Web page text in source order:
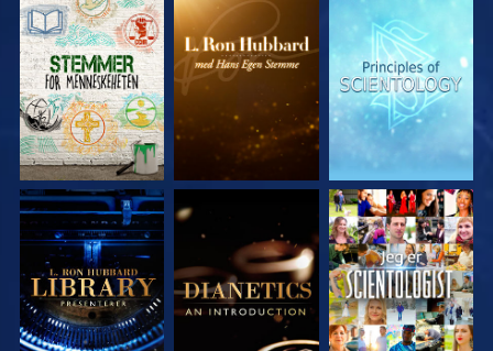
UTFORSK SERIEN UTFORSK SERIEN UTFORSK SERIEN
UTFORSK SERIEN UTFORSK SERIEN SE